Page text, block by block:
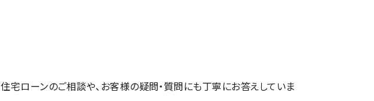
住宅ローンのご相談や、お客様の疑問・質問にも丁寧にお答えしていま